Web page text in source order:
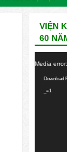
VIỆN
60
Media
Download
_=1